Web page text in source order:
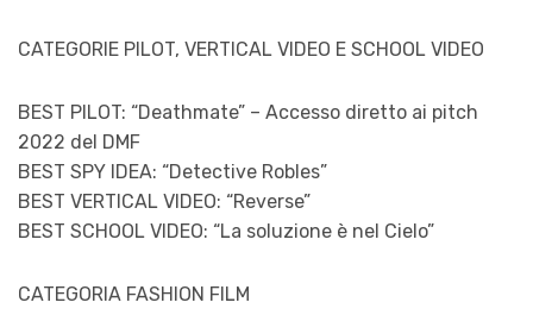
CATEGORIE PILOT, VERTICAL VIDEO E SCHOOL VIDEO
BEST PILOT: “Deathmate” – Accesso diretto ai pitch
2022 del DMF
BEST SPY IDEA: “Detective Robles”
BEST VERTICAL VIDEO: “Reverse”
BEST SCHOOL VIDEO: “La soluzione è nel Cielo”
CATEGORIA FASHION FILM